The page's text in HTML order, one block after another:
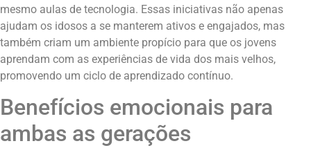
mesmo aulas de tecnologia. Essas iniciativas não apenas
ajudam os idosos a se manterem ativos e engajados, mas
também criam um ambiente propício para que os jovens
aprendam com as experiências de vida dos mais velhos,
promovendo um ciclo de aprendizado contínuo.
Benefícios emocionais para
ambas as gerações